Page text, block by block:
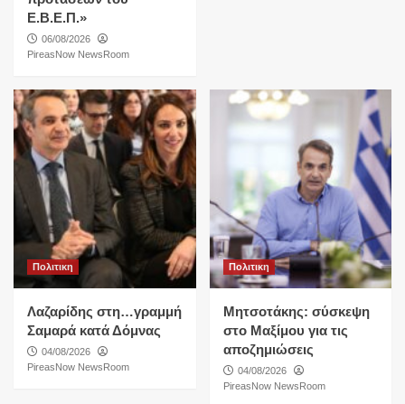
Ε.Β.Ε.Π.»
06/08/2026
PireasNow NewsRoom
Πολιτικη
Λαζαρίδης στη…γραμμή
Σαμαρά κατά Δόμνας
04/08/2026
PireasNow NewsRoom
Πολιτικη
Μητσοτάκης: σύσκεψη
στο Μαξίμου για τις
αποζημιώσεις
04/08/2026
PireasNow NewsRoom